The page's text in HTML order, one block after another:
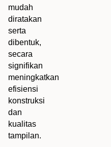
mudah
diratakan
serta
dibentuk,
secara
signifikan
meningkatkan
efisiensi
konstruksi
dan
kualitas
tampilan.